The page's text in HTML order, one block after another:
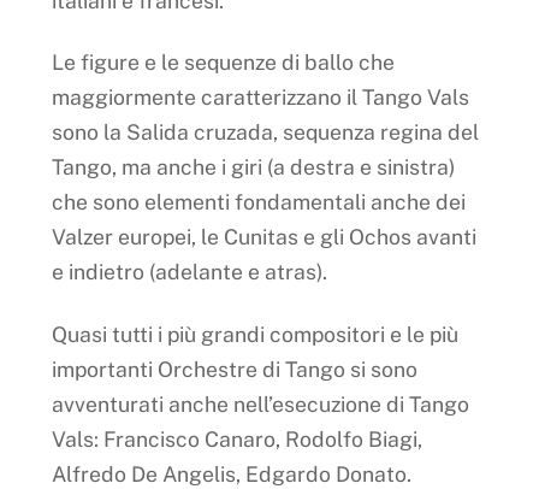
Le figure e le sequenze di ballo che
maggiormente caratterizzano il Tango Vals
sono la Salida cruzada, sequenza regina del
Tango, ma anche i giri (a destra e sinistra)
che sono elementi fondamentali anche dei
Valzer europei, le Cunitas e gli Ochos avanti
e indietro (adelante e atras).
Quasi tutti i più grandi compositori e le più
importanti Orchestre di Tango si sono
avventurati anche nell’esecuzione di Tango
Vals: Francisco Canaro, Rodolfo Biagi,
Alfredo De Angelis, Edgardo Donato.